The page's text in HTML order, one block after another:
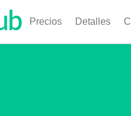
Precios Detalles